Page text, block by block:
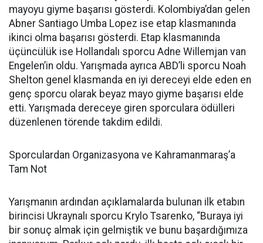
mayoyu giyme başarısı gösterdi. Kolombiya’dan gelen
Abner Santiago Umba Lopez ise etap klasmanında
ikinci olma başarısı gösterdi. Etap klasmanında
üçüncülük ise Hollandalı sporcu Adne Willemjan van
Engelen’in oldu. Yarışmada ayrıca ABD’li sporcu Noah
Shelton genel klasmanda en iyi dereceyi elde eden en
genç sporcu olarak beyaz mayo giyme başarısı elde
etti. Yarışmada dereceye giren sporculara ödülleri
düzenlenen törende takdim edildi.
Sporculardan Organizasyona ve Kahramanmaraş’a
Tam Not
Yarışmanın ardından açıklamalarda bulunan ilk etabın
birincisi Ukraynalı sporcu Krylo Tsarenko, “Buraya iyi
bir sonuç almak için gelmiştik ve bunu başardığımıza